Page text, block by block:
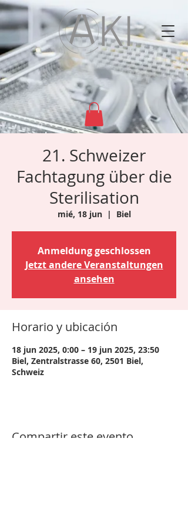
21. Schweizer
Fachtagung über die
Sterilisation
mié, 18 jun
  |
Biel
Anmeldung geschlossen
Jetzt andere Veranstaltungen
ansehen
Horario y ubicación
18 jun 2025, 0:00 – 19 jun 2025, 23:50
Biel, Zentralstrasse 60, 2501 Biel,
Schweiz
Compartir este evento